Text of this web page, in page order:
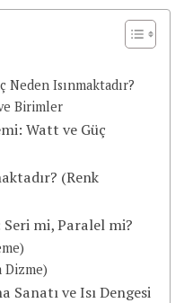
Isınmaktadır?
Birimler
Watt ve Güç
(Renk
mi, Paralel mi?
Dizme)
Sanatı ve Isı Dengesi